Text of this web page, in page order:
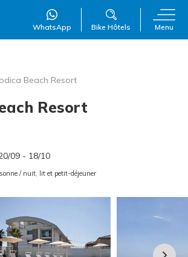
Menu
Bike Hôtels
WhatsApp
Beach Resort
Resort
09 - 18/10
/ nuit, lit et petit-déjeuner